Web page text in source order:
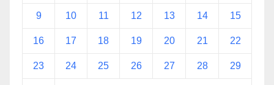
9 10 11 12 13 14 15
16 17 18 19 20 21 22
23 24 25 26 27 28 29